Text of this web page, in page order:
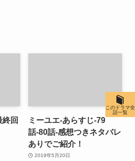
回
ミーユエ-あらすじ-79
話-80話-感想つきネタバレ
ありでご紹介！
2019年5月20日
このドラマ全
話一覧